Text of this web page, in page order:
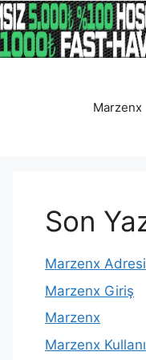
Marzenx
Son
Marzenx Adresi
Marzenx Giriş
Marzenx
Marzenx